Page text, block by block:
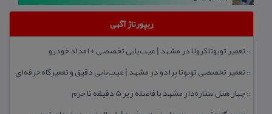
ریپورتاژ آگهی
:: تعمیر تویوتا كرولا در مشهد | عیب‌یابی تخصصی + امداد خودرو
:: تعمیر تخصصی تویوتا پرادو در مشهد | عیب‌یابی دقیق و تعمیرگاه حرفه‌ای
::چهار هتل‌ ستاره‌دار مشهد با فاصله زیر 5 دقیقه تا حرم